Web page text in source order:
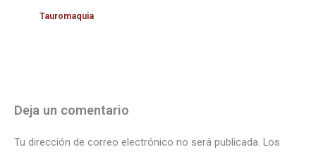
Tauromaquia
Deja un comentario
Tu dirección de correo electrónico no será publicada. Los